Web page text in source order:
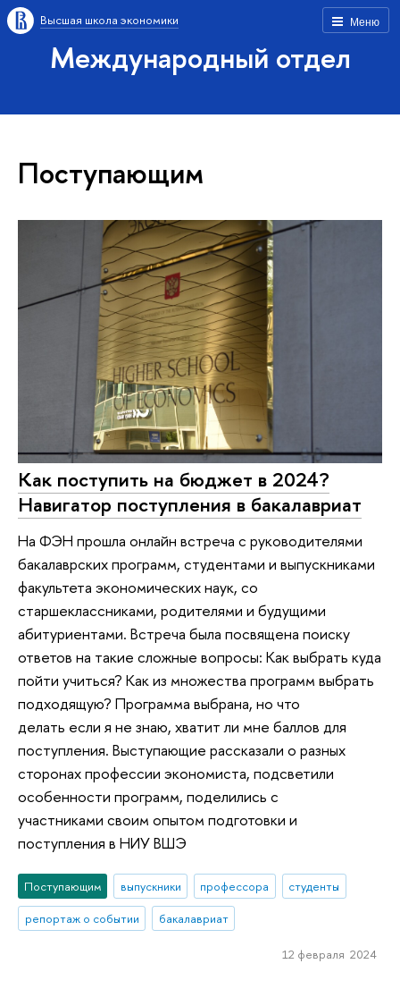
Меню
Высшая школа экономики
Международный отдел
Поступающим
Как поступить на бюджет в 2024?
Навигатор поступления в бакалавриат
На ФЭН прошла онлайн встреча с руководителями
бакалаврских программ, студентами и выпускниками
факультета экономических наук, со
старшеклассниками, родителями и будущими
абитуриентами. Встреча была посвящена поиску
ответов на такие сложные вопросы: Как выбрать куда
пойти учиться? Как из множества программ выбрать
подходящую? Программа выбрана, но что
делать если я не знаю, хватит ли мне баллов для
поступления. Выступающие рассказали о разных
сторонах профессии экономиста, подсветили
особенности программ, поделились с
участниками своим опытом подготовки и
поступления в НИУ ВШЭ
Поступающим выпускники профессора
студенты
репортаж о событии
бакалавриат
12 февраля 2024